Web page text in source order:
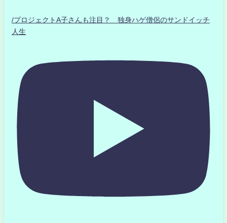
/プロジェクトA子さんも注目？ 独身ハゲ僧侶のサンドイッチ
人生